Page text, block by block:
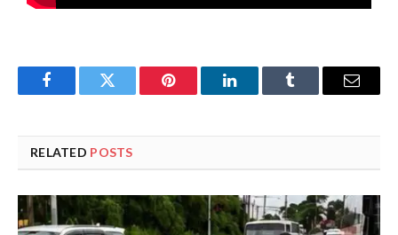
FacebookTwitter Pinterest LinkedInTumblr Email
RELATED POSTS